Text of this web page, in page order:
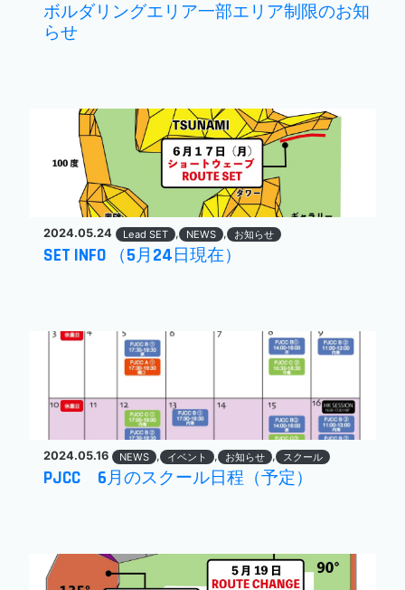
ボルダリングエリア一部エリア制限のお知
らせ
2024.05.24 Lead SET , NEWS , お知らせ
SET INFO （5月24日現在）
2024.05.16 NEWS , イベント , お知らせ , スクール
PJCC 6月のスクール日程（予定）